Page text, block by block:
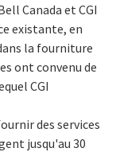
Canada et CGI
existante, en
la fourniture
ont convenu de
CGI
des services
jusqu'au 30